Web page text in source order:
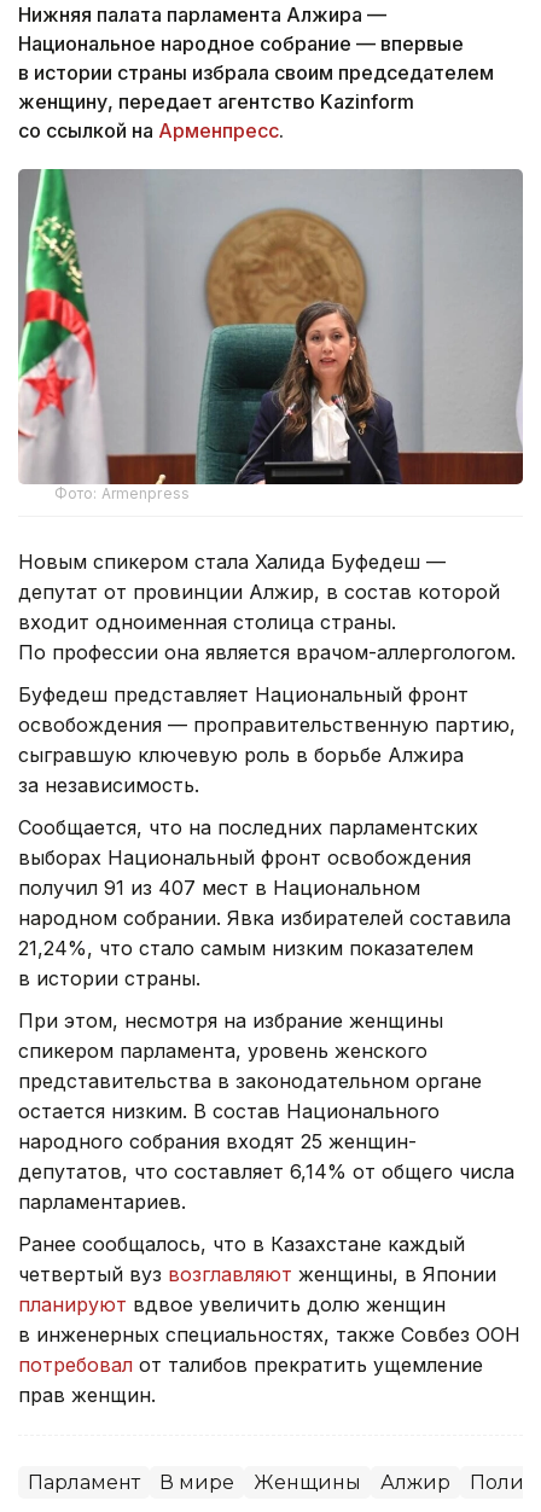
Нижняя палата парламента Алжира —
Национальное народное собрание — впервые
в истории страны избрала своим председателем
женщину, передает агентство Kazinform
со ссылкой на Арменпресс.
Фото: Armenpress
Новым спикером стала Халида Буфедеш —
депутат от провинции Алжир, в состав которой
входит одноименная столица страны.
По профессии она является врачом-аллергологом.
Буфедеш представляет Национальный фронт
освобождения — проправительственную партию,
сыгравшую ключевую роль в борьбе Алжира
за независимость.
Сообщается, что на последних парламентских
выборах Национальный фронт освобождения
получил 91 из 407 мест в Национальном
народном собрании. Явка избирателей составила
21,24%, что стало самым низким показателем
в истории страны.
При этом, несмотря на избрание женщины
спикером парламента, уровень женского
представительства в законодательном органе
остается низким. В состав Национального
народного собрания входят 25 женщин-
депутатов, что составляет 6,14% от общего числа
парламентариев.
Ранее сообщалось, что в Казахстане каждый
четвертый вуз возглавляют женщины, в Японии
планируют вдвое увеличить долю женщин
в инженерных специальностях, также Совбез ООН
потребовал от талибов прекратить ущемление
прав женщин.
Парламент В мире Женщины Алжир